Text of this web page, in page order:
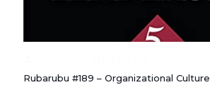
Rubarubu #189 – Organizational